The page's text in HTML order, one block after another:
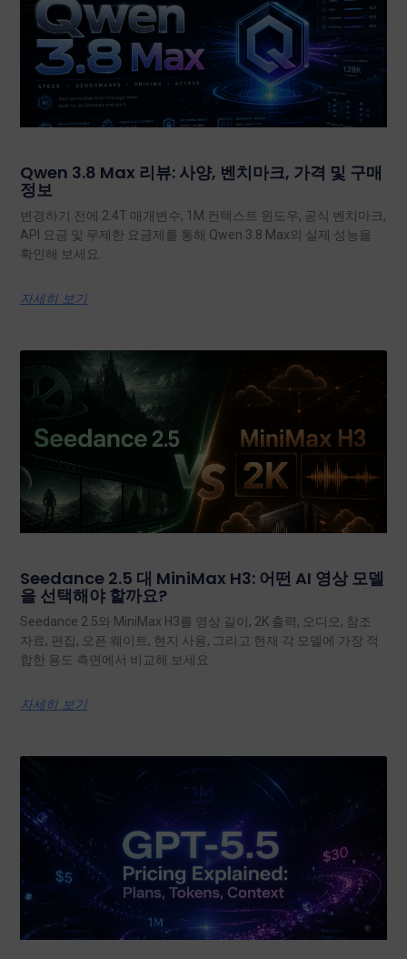
Qwen 3.8 Max 리뷰: 사양, 벤치마크, 가격 및 구매
정보
변경하기 전에 2.4T 매개변수, 1M 컨텍스트 윈도우, 공식 벤치마크,
API 요금 및 무제한 요금제를 통해 Qwen 3.8 Max의 실제 성능을
확인해 보세요.
자세히 보기
Seedance 2.5 대 MiniMax H3: 어떤 AI 영상 모델
을 선택해야 할까요?
Seedance 2.5와 MiniMax H3를 영상 길이, 2K 출력, 오디오, 참조
자료, 편집, 오픈 웨이트, 현지 사용, 그리고 현재 각 모델에 가장 적
합한 용도 측면에서 비교해 보세요.
자세히 보기